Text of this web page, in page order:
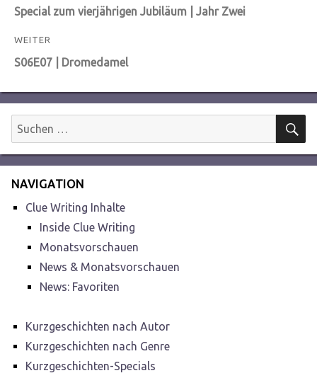
Vorheriger
Special zum vierjährigen Jubiläum | Jahr Zwei
WEITER
Nächster
S06E07 | Dromedamel
Suchen
nach:
NAVIGATION
Clue Writing Inhalte
Inside Clue Writing
Monatsvorschauen
News & Monatsvorschauen
News: Favoriten
Kurzgeschichten nach Autor
Kurzgeschichten nach Genre
Kurzgeschichten-Specials